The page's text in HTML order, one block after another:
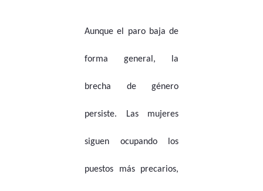
Aunque el paro baja de
forma general, la
brecha de género
persiste. Las mujeres
siguen ocupando los
puestos más precarios,